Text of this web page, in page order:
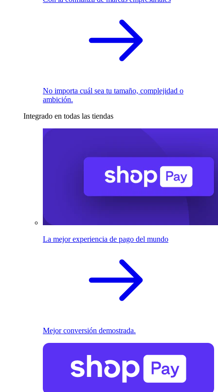
No importa cuál sea tu tamaño, complejidad o
ambición.
Integrado en todas las tiendas
La mejor experiencia de pago del mundo
Mejor conversión demostrada.